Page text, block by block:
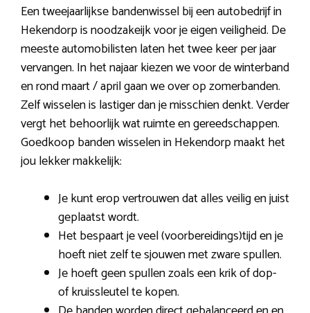
Een tweejaarlijkse bandenwissel bij een autobedrijf in
Hekendorp is noodzakeijk voor je eigen veiligheid. De
meeste automobilisten laten het twee keer per jaar
vervangen. In het najaar kiezen we voor de winterband
en rond maart / april gaan we over op zomerbanden.
Zelf wisselen is lastiger dan je misschien denkt. Verder
vergt het behoorlijk wat ruimte en gereedschappen.
Goedkoop banden wisselen in Hekendorp maakt het
jou lekker makkelijk:
Je kunt erop vertrouwen dat alles veilig en juist
geplaatst wordt.
Het bespaart je veel (voorbereidings)tijd en je
hoeft niet zelf te sjouwen met zware spullen.
Je hoeft geen spullen zoals een krik of dop-
of kruissleutel te kopen.